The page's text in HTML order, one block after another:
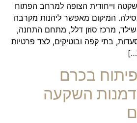
וייחודית הצופה למרחב הפתוח
המיקום מאפשר ליהנות מקרבה
מרכז סוזן דלל, מתחם התחנה,
בתי קפה ובוטיקים, לצד פרטיות
בכרם
השקעה